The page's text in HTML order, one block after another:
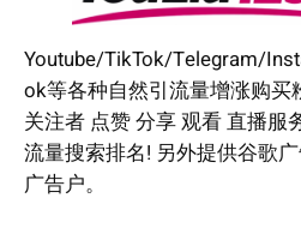
Youtube/TikTok/Telegram/
ok等各种自然引流量增涨购买
关注者 点赞 分享 观看 直播服
流量搜索排名! 另外提供谷歌
广告户。